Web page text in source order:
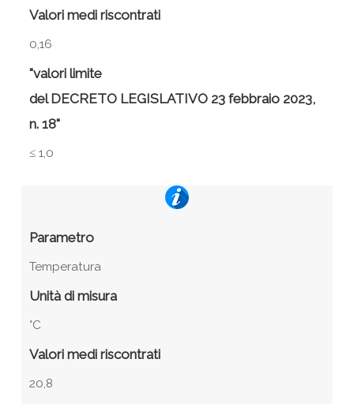
Valori medi riscontrati
0,16
"valori limite
del DECRETO LEGISLATIVO 23 febbraio 2023,
n. 18"
≤ 1,0
Parametro
Temperatura
Unità di misura
°C
Valori medi riscontrati
20,8